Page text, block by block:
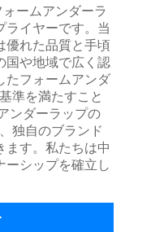
ームアンダーラ
ライヤーです。当
優れた品質と手頃
国や地域で広く認
たフォームアンダ
準を満たすこと
ンダーラップの
独自のブランド
ます。私たちは中
ーシップを確立し